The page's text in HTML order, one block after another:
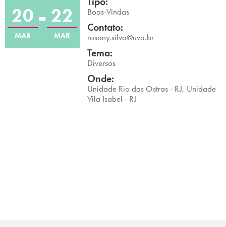
Campi/Unidades
Atendimento (21) 2574 8888
SOLICITE INFORMAÇÕES
20
MAR
22
MAR
Boas-Vindas
Contato:
rosany.silva@uva.br
Tema:
Diversos
Onde:
Unidade Rio das Ostras - RJ, Unidade
Vila Isabel - RJ